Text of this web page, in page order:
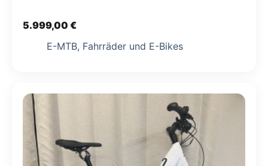
5.999,00 €
E-MTB, Fahrräder und E-Bikes